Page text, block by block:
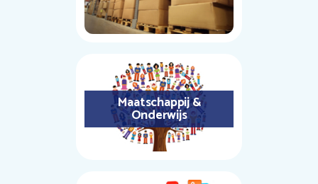
Maatschappij &
Onderwijs